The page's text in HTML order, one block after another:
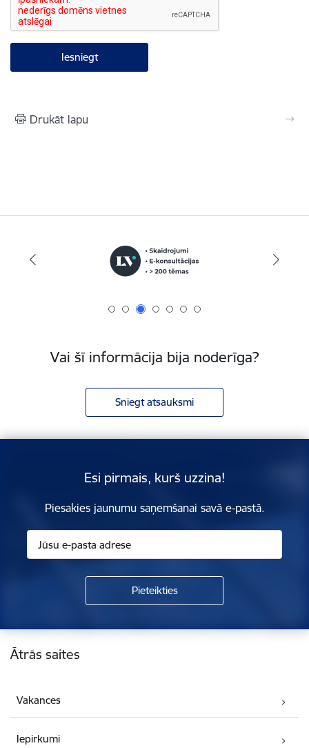
Drukāt lapu
Vai šī informācija bija noderīga?
Sniegt atsauksmi
Esi pirmais, kurš uzzina!
Piesakies jaunumu saņemšanai savā e-pastā.
Kājene
Ātrās saites
Vakances
Iepirkumi